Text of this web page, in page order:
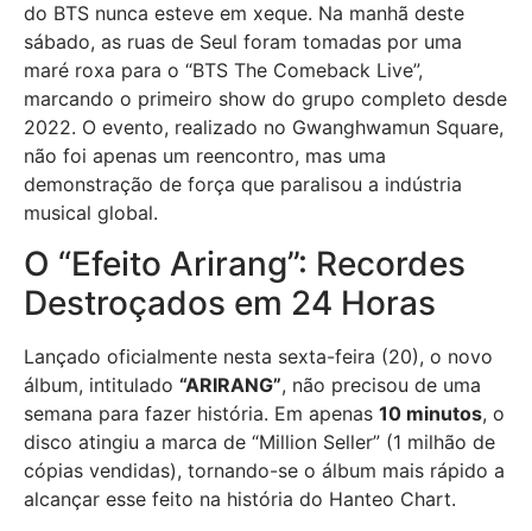
do BTS nunca esteve em xeque. Na manhã deste
sábado, as ruas de Seul foram tomadas por uma
maré roxa para o “BTS The Comeback Live”,
marcando o primeiro show do grupo completo desde
2022. O evento, realizado no Gwanghwamun Square,
não foi apenas um reencontro, mas uma
demonstração de força que paralisou a indústria
musical global.
O “Efeito Arirang”: Recordes
Destroçados em 24 Horas
Lançado oficialmente nesta sexta-feira (20), o novo
álbum, intitulado “ARIRANG”, não precisou de uma
semana para fazer história. Em apenas 10 minutos, o
disco atingiu a marca de “Million Seller” (1 milhão de
cópias vendidas), tornando-se o álbum mais rápido a
alcançar esse feito na história do Hanteo Chart.